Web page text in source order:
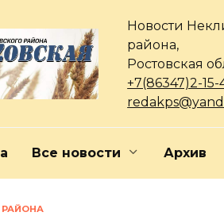
Новости
района,
Ростовская
+7(86347)2-15-
Все новости Архив